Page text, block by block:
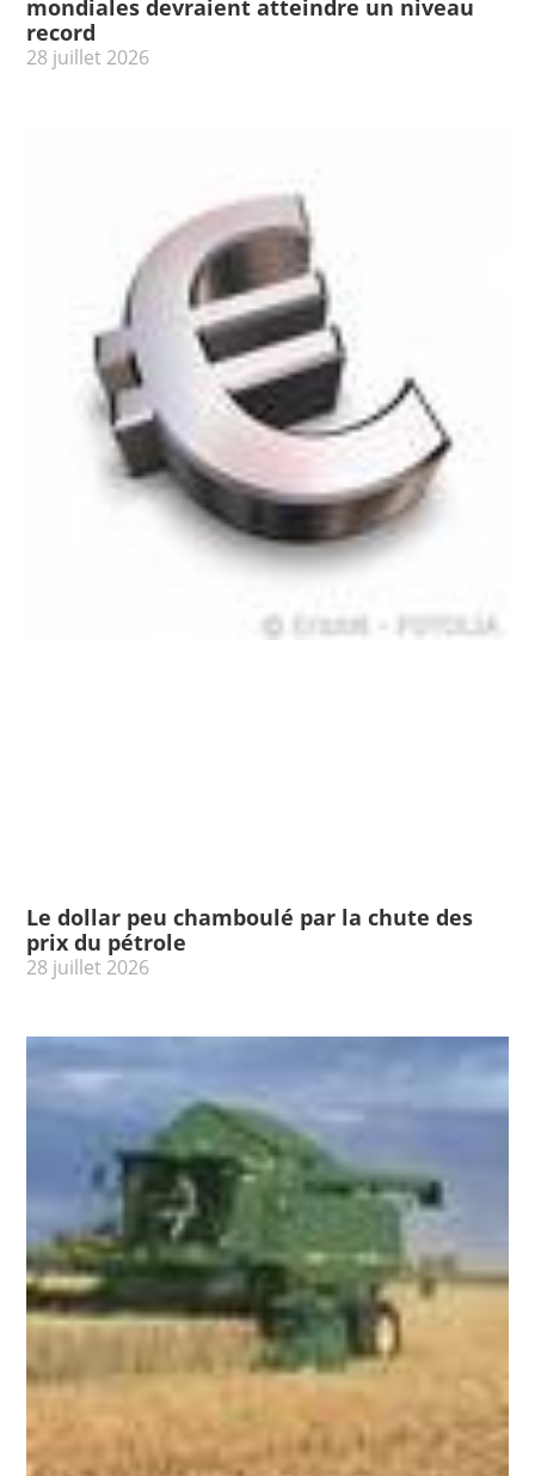
mondiales devraient atteindre un niveau
record
28 juillet 2026
Le dollar peu chamboulé par la chute des
prix du pétrole
28 juillet 2026